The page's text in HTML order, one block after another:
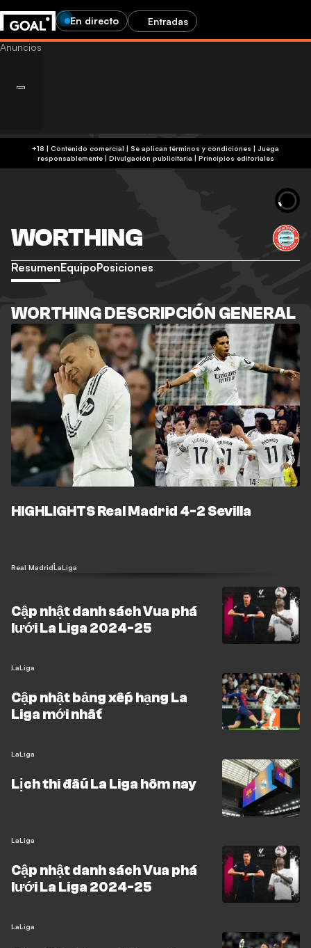
En directo Entradas
+18 | Contenido comercial | Se aplican términos y condiciones | Juega
responsablemente| Divulgación publicitaria | Principios editoriales
WORTHING
ResumenEquipoPosiciones
WORTHING DESCRIPCIÓN GENERAL
HIGHLIGHTS Real Madrid 4-2 Sevilla
Real MadridLaLiga
Cập nhật danh sách Vua phá
lưới La Liga 2024-25
LaLiga
Cập nhật bảng xếp hạng La
Liga mới nhất
LaLiga
Lịch thi đấu La Liga hôm nay
LaLiga
Cập nhật danh sách Vua phá
lưới La Liga 2024-25
LaLiga